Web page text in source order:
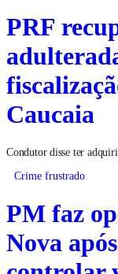
PRF
Caucaia
Condutor disse ter
Crime frustrado
PM faz
Nova